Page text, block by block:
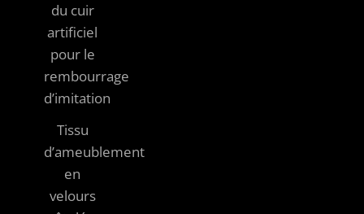
du cuir
artificiel
pour le
rembourrage
d’imitation
Tissu
d’ameublement
en
velours